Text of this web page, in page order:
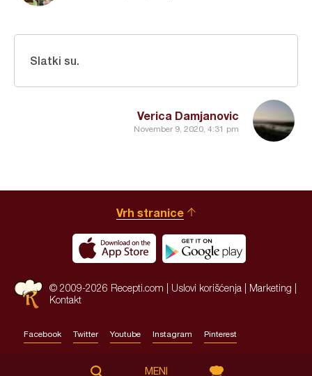
Verica Damjanovic
November 9, 2020, 4:31 pm
Slatki su.
Vrh stranice
© 2009-2026 Recepti.com | Uslovi korišćenja Marketing
Kontakt
Facebook Twitter Youtube Instagram Pinterest